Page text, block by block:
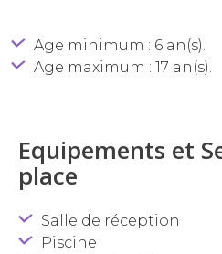
Age minimum : 6 an(s).
Age maximum : 17 an(s).
Equipements et
place
Salle de réception
Piscine